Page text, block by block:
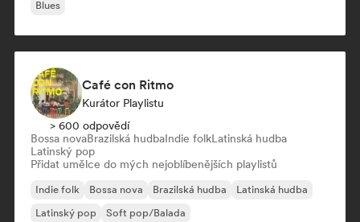
Blues
Café con Ritmo
Kurátor Playlistu
> 600 odpovědí
Bossa novaBrazilská hudbaIndie folkLatinská hudba
Latinský pop
Přidat umělce do mých nejoblíbenějších playlistů
Indie folk Bossa nova Brazilská hudba
Latinská hudba
Latinský pop
Soft pop/Balada